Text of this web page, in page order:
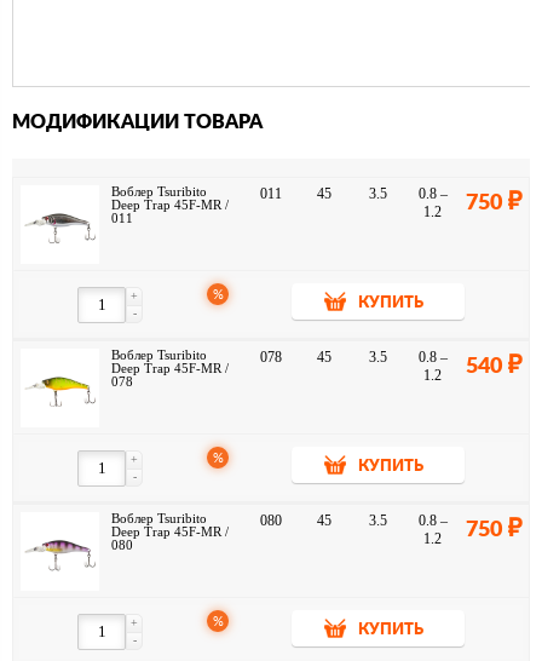
МОДИФИКАЦИИ ТОВАРА
Воблер Tsuribito
Deep Trap 45F-MR /
011
011 45 3.5
0.8 –
1.2
750
-
+ %
КУПИТЬ
Воблер Tsuribito
Deep Trap 45F-MR /
078
078 45 3.5
0.8 –
1.2
540
-
+ %
КУПИТЬ
Воблер Tsuribito
Deep Trap 45F-MR /
080
080 45 3.5
0.8 –
1.2
750
-
+ %
КУПИТЬ